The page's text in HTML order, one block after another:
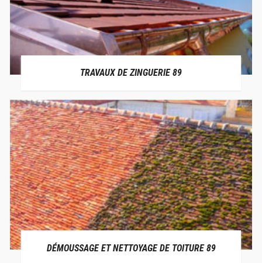
TRAVAUX DE ZINGUERIE 89
DÉMOUSSAGE ET NETTOYAGE DE TOITURE 89